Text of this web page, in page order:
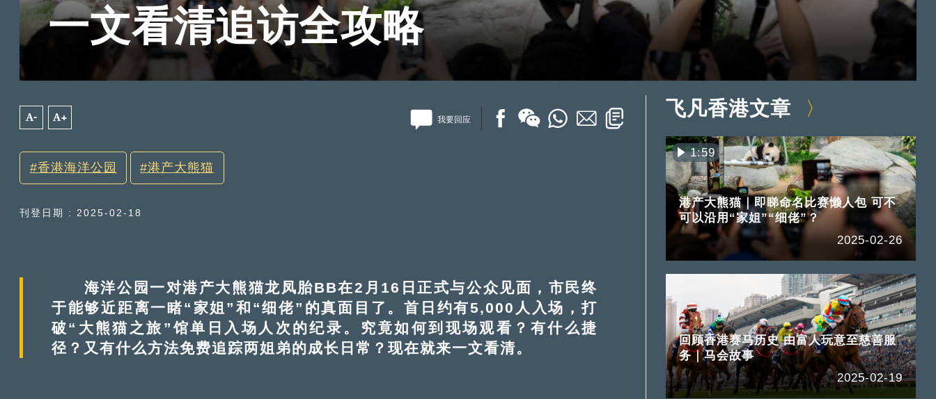
一文看清追访全攻略
A- A+ 我要回应
香港海洋公园 港产大熊猫
刊登日期 : 2025-02-18
海洋公园一对港产大熊猫龙凤胎BB在2月16日正式与公众见面，市民终
于能够近距离一睹“家姐”和“细佬”的真面目了。首日约有5,000人入场，打
破“大熊猫之旅”馆单日入场人次的纪录。究竟如何到现场观看？有什么捷
径？又有什么方法免费追踪两姐弟的成长日常？现在就来一文看清。
飞凡香港文章
1:59
港产大熊猫｜即睇命名比赛懒人包 可不
可以沿用“家姐”“细佬”？
2025-02-26
回顾香港赛马历史 由富人玩意至慈善服
务｜马会故事
2025-02-19